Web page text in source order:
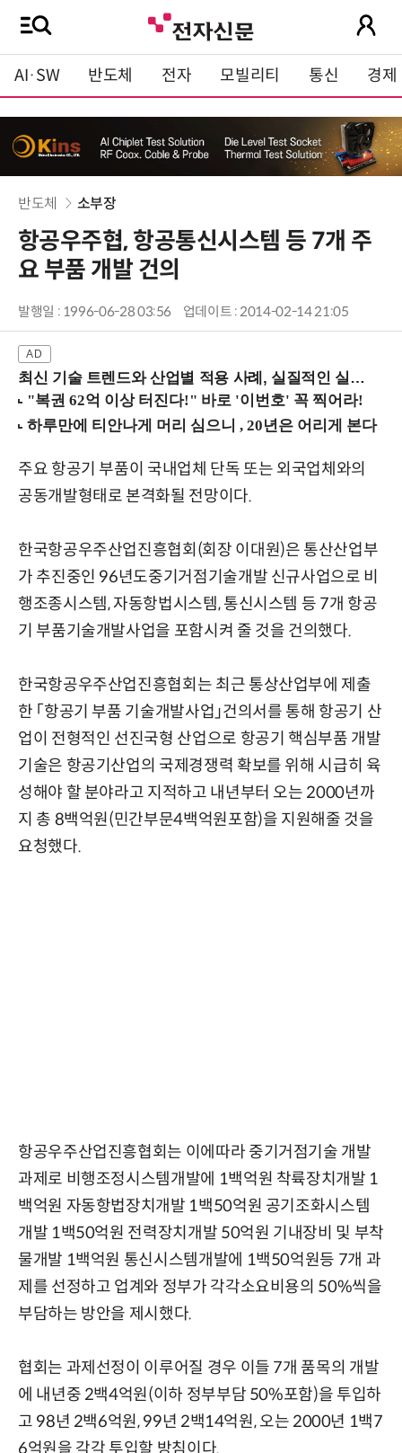
AI·SW 반도체 전자 모빌리티 통신 경제
반도체 소부장
항공우주협, 항공통신시스템 등 7개 주
요 부품 개발 건의
발행일 : 1996-06-28 03:56 업데이트 : 2014-02-14 21:05
최신 기술 트렌드와 산업별 적용 사례, 실질적인 실행 전략을 공유 (9/18 양재역)
주요 항공기 부품이 국내업체 단독 또는 외국업체와의
공동개발형태로 본격화될 전망이다.
한국항공우주산업진흥협회(회장 이대원)은 통산산업부
가 추진중인 96년도중기거점기술개발 신규사업으로 비
행조종시스템, 자동항법시스템, 통신시스템 등 7개 항공
기 부품기술개발사업을 포함시켜 줄 것을 건의했다.
한국항공우주산업진흥협회는 최근 통상산업부에 제출
한 「항공기 부품 기술개발사업」건의서를 통해 항공기 산
업이 전형적인 선진국형 산업으로 항공기 핵심부품 개발
기술은 항공기산업의 국제경쟁력 확보를 위해 시급히 육
성해야 할 분야라고 지적하고 내년부터 오는 2000년까
지 총 8백억원(민간부문4백억원포함)을 지원해줄 것을
요청했다.
항공우주산업진흥협회는 이에따라 중기거점기술 개발
과제로 비행조정시스템개발에 1백억원 착륙장치개발 1
백억원 자동항법장치개발 1백50억원 공기조화시스템
개발 1백50억원 전력장치개발 50억원 기내장비 및 부착
물개발 1백억원 통신시스템개발에 1백50억원등 7개 과
제를 선정하고 업계와 정부가 각각소요비용의 50%씩을
부담하는 방안을 제시했다.
협회는 과제선정이 이루어질 경우 이들 7개 품목의 개발
에 내년중 2백4억원(이하 정부부담 50%포함)을 투입하
고 98년 2백6억원, 99년 2백14억원, 오는 2000년 1백7
6억원을 각각 투입할 방침이다.